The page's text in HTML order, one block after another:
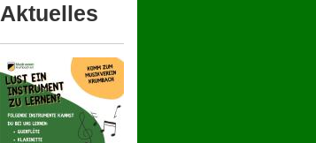
Aktuelles